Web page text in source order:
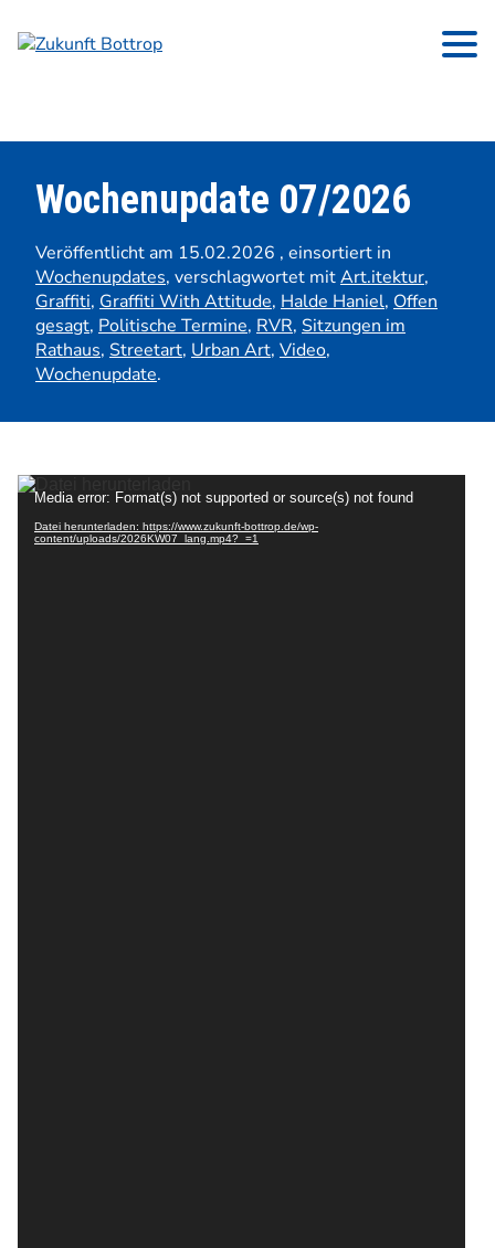
Wochenupdate 07/2026
Veröffentlicht am 15.02.2026 , einsortiert in
Wochenupdates, verschlagwortet mitArt.itektur,
Graffiti, Graffiti With Attitude, Halde Haniel, Offen
gesagt, Politische Termine, RVR, Sitzungen im
Rathaus, Streetart, Urban Art, Video,
Wochenupdate.
Video-
Player
Media error: Format(s) not supported or source(s) not found
Datei herunterladen: https://www.zukunft-bottrop.de/wp-
content/uploads/2026KW07_lang.mp4?_=1